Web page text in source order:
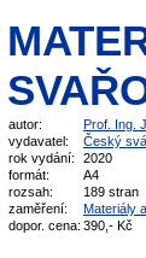
autor: Prof. Ing.
vydavatel:
Český
rok vydání:
2020
formát:
A4
rozsah:
189 stran
zaměření:
Materiály
dopor. cena: 390,- Kč